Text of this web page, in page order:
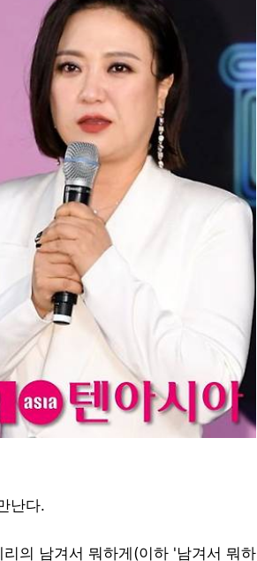
난다.
의 남겨서 뭐하게(이하 '남겨서 뭐하